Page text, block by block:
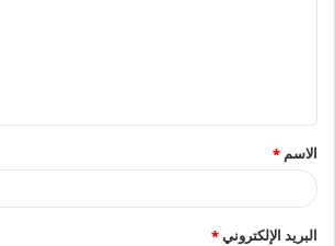
ق
*
الاسم *
البريد الإلكتروني*